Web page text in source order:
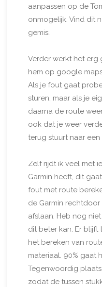
aanpassen op de
onmogelijk. Vind dit
gemis.
Verder werkt het erg
hem op google
Als je fout gaat
sturen, maar als je
daarna de route
ook dat je weer
terug stuurt naar
Zelf rijdt ik veel met
Garmin heeft, dit
fout met route
de Garmin rechtdoor
afslaan. Heb nog
dit beter kan. Er blijft
het bereken van
materiaal. 90% gaat
Tegenwoordig
zodat de tussen